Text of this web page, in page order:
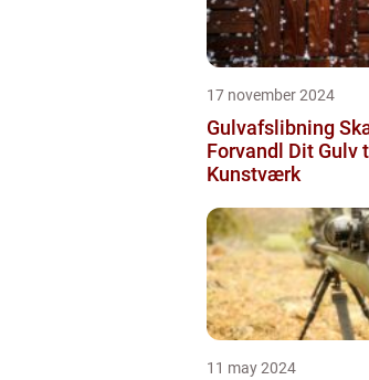
17 november 2024
Gulvafslibning
Forvandl Dit Gulv
Kunstværk
11 may 2024